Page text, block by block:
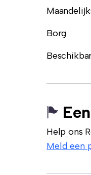
Borg
Help ons
Meld een